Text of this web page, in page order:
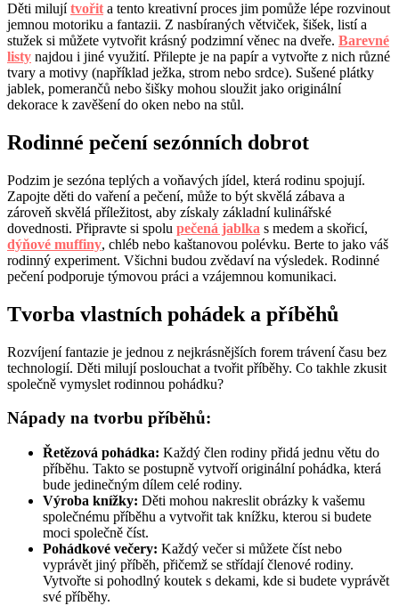
Děti milujítvořit a tento kreativní proces jim pomůže lépe rozvinout
jemnou motoriku a fantazii. Z nasbíraných větviček, šišek, listí a
stužek si můžete vytvořit krásný podzimní věnec na dveře. Barevné
listy najdou i jiné využití. Přilepte je na papír a vytvořte z nich různé
tvary a motivy (například ježka, strom nebo srdce). Sušené plátky
jablek, pomerančů nebo šišky mohou sloužit jako originální
dekorace k zavěšení do oken nebo na stůl.
Rodinné pečení sezónních dobrot
Podzim je sezóna teplých a voňavých jídel, která rodinu spojují.
Zapojte děti do vaření a pečení, může to být skvělá zábava a
zároveň skvělá příležitost, aby získaly základní kulinářské
dovednosti. Připravte si spolu pečená jablka s medem a skořicí,
dýňové muffiny, chléb nebo kaštanovou polévku. Berte to jako váš
rodinný experiment. Všichni budou zvědaví na výsledek. Rodinné
pečení podporuje týmovou práci a vzájemnou komunikaci.
Tvorba vlastních pohádek a příběhů
Rozvíjení fantazie je jednou z nejkrásnějších forem trávení času bez
technologií. Děti milují poslouchat a tvořit příběhy. Co takhle zkusit
společně vymyslet rodinnou pohádku?
Nápady na tvorbu příběhů:
Řetězová pohádka: Každý člen rodiny přidá jednu větu do
příběhu. Takto se postupně vytvoří originální pohádka, která
bude jedinečným dílem celé rodiny.
Výroba knížky: Děti mohou nakreslit obrázky k vašemu
společnému příběhu a vytvořit tak knížku, kterou si budete
moci společně číst.
Pohádkové večery: Každý večer si můžete číst nebo
vyprávět jiný příběh, přičemž se střídají členové rodiny.
Vytvořte si pohodlný koutek s dekami, kde si budete vyprávět
své příběhy.